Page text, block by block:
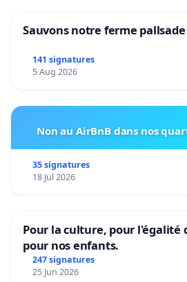
Sauvons notre ferme pallsade
141 signatures
5 Aug 2026
Non au AirBnB dans nos
35 signatures
18 Jul 2026
Pour la culture, pour l'égalité
pour nos enfants.
247 signatures
25 Jun 2026